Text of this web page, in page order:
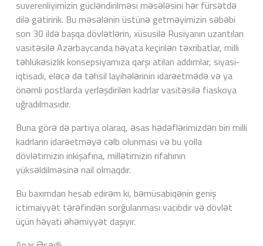
suverenliyimizin gücləndirilməsi məsələsini hər fürsətdə
dilə gətiririk. Bu məsələnin üstünə getməyimizin səbəbi
son 30 ildə başqa dövlətlərin, xüsusilə Rusiyanın uzantıları
vasitəsilə Azərbaycanda həyata keçirilən təxribatlar, milli
təhlükəsizlik konsepsiyamıza qarşı atılan addımlar, siyasi-
iqtisadi, eləcə də təhsil layihələrinin idarəetmədə və ya
önəmli postlarda yerləşdirilən kadrlar vasitəsilə fiaskoya
uğradılmasıdır.
Buna görə də partiya olaraq, əsas hədəflərimizdən biri milli
kadrların idarəetməyə cəlb olunması və bu yolla
dövlətimizin inkişafına, millətimizin rifahının
yüksəldilməsinə nail olmaqdır.
Bu baxımdan hesab edirəm ki, bəmüsabiqənin geniş
ictimaiyyət tərəfindən sorğulanması vacibdir və dövlət
üçün həyati əhəmiyyət daşıyır.